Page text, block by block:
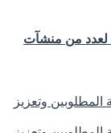
لعدد من منشآت